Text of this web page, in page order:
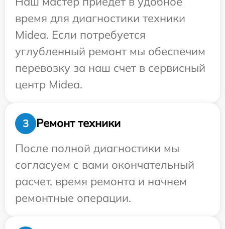
время для диагностики техники
Midea. Если потребуется
углубленный ремонт мы обеспечим
перевозку за наш счет в сервисный
центр Midea.
3
Ремонт техники
После полной диагностики мы
согласуем с вами окончательный
расчет, время ремонта и начнем
ремонтные операции.